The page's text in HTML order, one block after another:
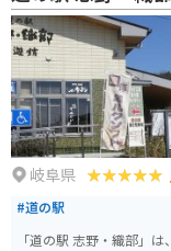
岐阜県
#道の駅
「道の駅 志野・織部」